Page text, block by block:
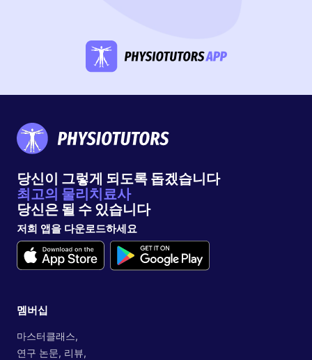
당신이 그렇게 되도록 돕겠습니다
최고의 물리치료사
당신은 될 수 있습니다
저희 앱을 다운로드하세요
멤버십
마스터클래스,
연구 논문, 리뷰,